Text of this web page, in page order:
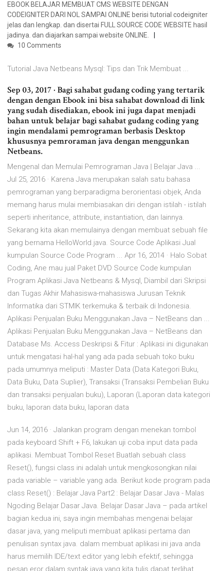
EBOOK BELAJAR MEMBUAT CMS WEBSITE DENGAN
CODEIGNITER DARI NOL SAMPAI ONLINE berisi tutorial codeigniter
jelas dan lengkap. dan disertai FULL SOURCE CODE WEBSITE hasil
jadinya. dan diajarkan sampai website ONLINE.
10 Comments
Tutorial Java Netbeans Mysql: Tips dan Trik Membuat ...
Sep 03, 2017 · Bagi sahabat gudang coding yang tertarik
dengan dengan Ebook ini bisa sahabat download di link
yang sudah disediakan, ebook ini juga dapat menjadi
bahan untuk belajar bagi sahabat gudang coding yang
ingin mendalami pemrograman berbasis Desktop
khususnya pemroraman java dengan menggunkan
Netbeans.
Mengenal dan Memulai Pemrograman Java | Belajar Java ...
Jul 25, 2016 · Karena Java merupakan salah satu bahasa
pemrograman yang berparadigma berorientasi objek, Anda
memang harus mulai membiasakan diri dengan istilah - istilah
seperti inheritance, attribute, instantiation, dan lainnya.
Sekarang kita akan memulainya dengan membuat sebuah file
yang bernama HelloWorld.java. Source Code Aplikasi Jual
kumpulan Source Code Program ... Apr 16, 2014 · Halo Sobat
Coding, Ane mau jual Paket DVD Source Code kumpulan
Program Aplikasi Java Netbeans & Mysql, Diambil dari Skripsi
dan Tugas Akhir Mahasiswa-mahasiswa Jurusan Teknik
Informatika dari STMIK terkemuka & terbaik di Indonesia.
Aplikasi Penjualan Buku Menggunakan Java – NetBeans dan ...
Aplikasi Penjualan Buku Menggunakan Java – NetBeans dan
Database Ms. Access Deskripsi & Fitur : Aplikasi ini digunakan
untuk mengatasi hal-hal yang ada pada sebuah toko buku
pada umumnya meliputi : Master Data (Data Kategori Buku,
Data Buku, Data Suplier), Transaksi (Transaksi Pembelian Buku
dan transaksi penjualan buku), Laporan (Laporan data kategori
buku, laporan data buku, laporan data
Jun 14, 2016 · Jalankan program dengan menekan tombol
pada keyboard Shift + F6, lakukan uji coba input data pada
aplikasi. Membuat Tombol Reset Buatlah sebuah class
Reset(), fungsi class ini adalah untuk mengkosongkan nilai
pada variable – variable yang ada. Berikut kode program pada
class Reset() : Belajar Java Part2 : Belajar Dasar Java - Malas
Ngoding Belajar Dasar Java. Belajar Dasar Java – pada artikel
bagian kedua ini, saya ingin membahas mengenai belajar
dasar java, yang meliputi membuat aplikasi pertama dan
penulisan syntax java. dalam membuat aplikasi ini java anda
harus memilih IDE/text editor yang lebih efektif, sehingga